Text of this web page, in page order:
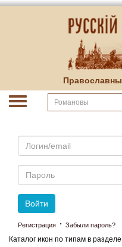
Email
Пароль
Войти
Регистрация · Забыли пароль?
Каталог икон по типам в разделе